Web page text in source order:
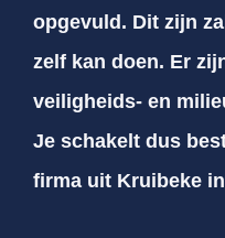
opgevuld. Dit zijn
zelf kan doen. Er
veiligheids- en
Je schakelt dus
firma uit Kruibeke